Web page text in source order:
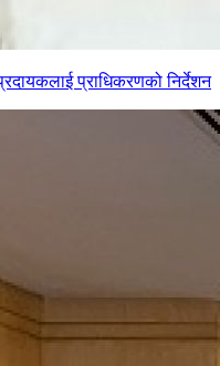
प्राधिकरणको निर्देशन